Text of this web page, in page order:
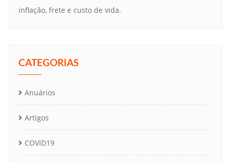
inflação, frete e custo de vida.
CATEGORIAS
Anuários
Artigos
COVID19